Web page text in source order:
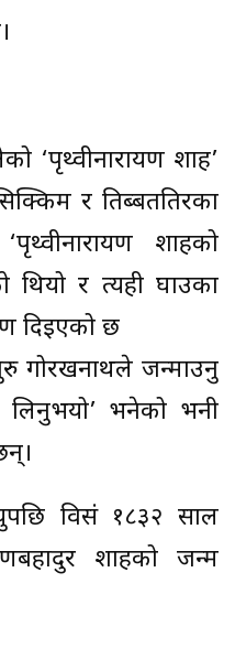
‘पृथ्वीनारायण शाह’
र तिब्बततिरका
शाहको
र त्यही घाउका
दिइएको छ
गोरखनाथले जन्माउनु
भनेको भनी
विसं १८३२ साल
शाहको जन्म